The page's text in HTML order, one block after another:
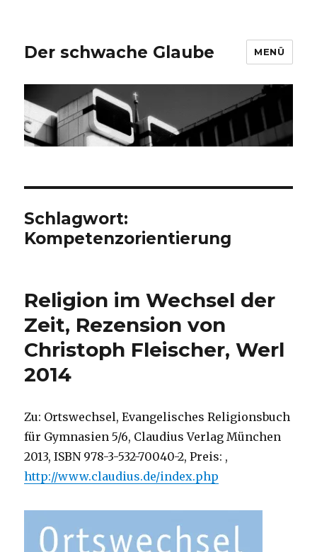
Der schwache Glaube MENÜ
Schlagwort:
Kompetenzorientierung
Religion im Wechsel der
Zeit, Rezension von
Christoph Fleischer, Werl
2014
Zu: Ortswechsel, Evangelisches Religionsbuch
für Gymnasien 5/6, Claudius Verlag München
2013, ISBN 978-3-532-70040-2, Preis: ,
http://www.claudius.de/index.php